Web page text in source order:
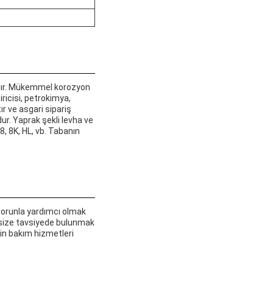
Mükemmel korozyon
petrokimya,
ve asgari sipariş
Yaprak şekli levha ve
8K, HL, vb. Tabanın
yardımcı olmak
tavsiyede bulunmak
bakım hizmetleri